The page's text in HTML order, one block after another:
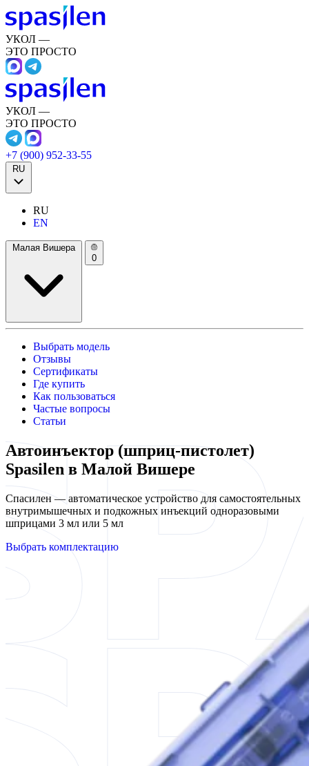
УКОЛ —
ЭТО ПРОСТО
УКОЛ —
ЭТО ПРОСТО
+7 (900) 952-33-55
RU
RU
EN
Малая Вишера
0
Выбрать модель
Отзывы
Сертификаты
Где купить
Как пользоваться
Частые вопросы
Статьи
Автоинъектор (шприц-пистолет)
Spasilen в Малой Вишере
Спасилен — автоматическое устройство для самостоятельных
внутримышечных и подкожных инъекций одноразовыми
шприцами 3 мл или 5 мл
Выбрать комплектацию